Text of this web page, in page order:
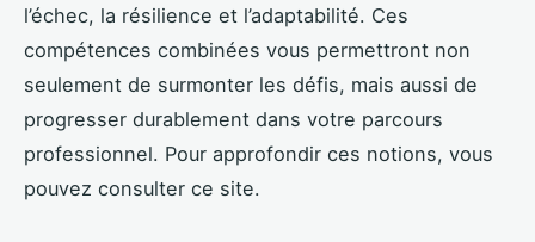
l’échec, la résilience et l’adaptabilité. Ces
compétences combinées vous permettront non
seulement de surmonter les défis, mais aussi de
progresser durablement dans votre parcours
professionnel. Pour approfondir ces notions, vous
pouvez consulter ce site.